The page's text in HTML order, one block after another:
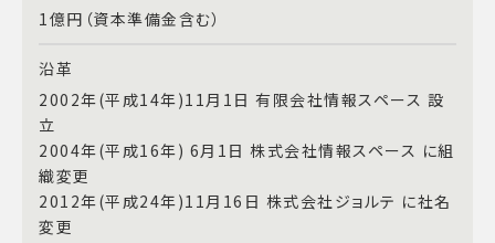
1億円（資本準備金含む）
沿革
2002年(平成14年)11月1日 有限会社情報スペース 設
立
2004年(平成16年) 6月1日 株式会社情報スペース に組
織変更
2012年(平成24年)11月16日 株式会社ジョルテ に社名
変更